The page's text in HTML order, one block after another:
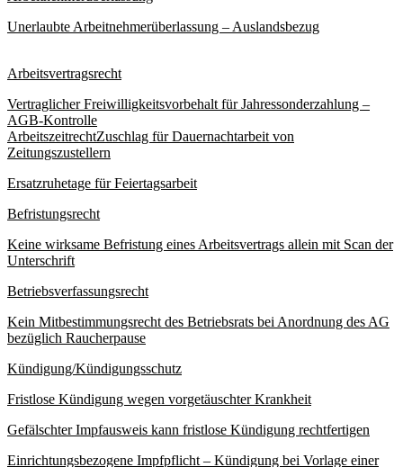
Unerlaubte Arbeitnehmerüberlassung – Auslandsbezug
Arbeitsvertragsrecht
Vertraglicher Freiwilligkeitsvorbehalt für Jahressonderzahlung –
AGB-Kontrolle
ArbeitszeitrechtZuschlag für Dauernachtarbeit von
Zeitungszustellern
Ersatzruhetage für Feiertagsarbeit
Befristungsrecht
Keine wirksame Befristung eines Arbeitsvertrags allein mit Scan der
Unterschrift
Betriebsverfassungsrecht
Kein Mitbestimmungsrecht des Betriebsrats bei Anordnung des AG
bezüglich Raucherpause
Kündigung/Kündigungsschutz
Fristlose Kündigung wegen vorgetäuschter Krankheit
Gefälschter Impfausweis kann fristlose Kündigung rechtfertigen
Einrichtungsbezogene Impfpflicht – Kündigung bei Vorlage einer